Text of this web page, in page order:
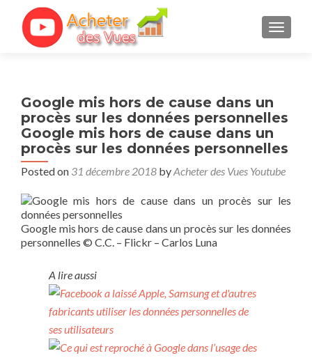
Google mis hors de cause dans un
procès sur les données personnelles
Google mis hors de cause dans un
procès sur les données personnelles
Posted on 31 décembre 2018 byAcheter des Vues Youtube
Google mis hors de cause dans un procès sur les données
personnelles © C.C. – Flickr – Carlos Luna
A lire aussi